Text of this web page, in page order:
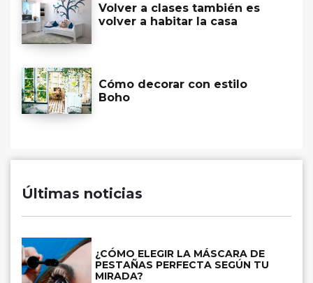
Volver a clases también es
volver a habitar la casa
Cómo decorar con estilo
Boho
Últimas noticias
¿CÓMO ELEGIR LA MÁSCARA DE
PESTAÑAS PERFECTA SEGÚN TU
MIRADA?